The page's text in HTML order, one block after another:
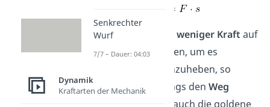
Möchtest du nun weniger Kraft auf
ein Objekt ausüben, um es
beispielsweise anzuheben, so
musst du allerdings den Weg
. Das ist auch die goldene
Senkrechter
Wurf
7/7 – Dauer: 04:03
Dynamik
Kraftarten der Mechanik